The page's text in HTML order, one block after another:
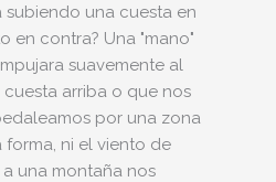
una cuesta en
en contra? Una "mano"
suavemente al
arriba o que nos
por una zona
forma, ni el viento de
una montaña nos